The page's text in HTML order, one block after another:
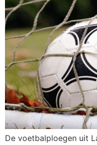
De voetbalploegen uit